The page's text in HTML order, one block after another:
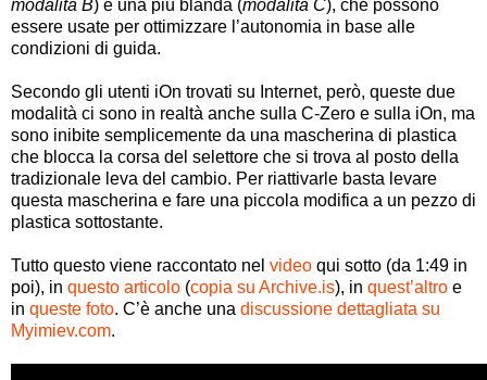
modalità B) e una più blanda (modalità C), che possono
essere usate per ottimizzare l’autonomia in base alle
condizioni di guida.
Secondo gli utenti iOn trovati su Internet, però, queste due
modalità ci sono in realtà anche sulla C-Zero e sulla iOn, ma
sono inibite semplicemente da una mascherina di plastica
che blocca la corsa del selettore che si trova al posto della
tradizionale leva del cambio. Per riattivarle basta levare
questa mascherina e fare una piccola modifica a un pezzo di
plastica sottostante.
Tutto questo viene raccontato nel video qui sotto (da 1:49 in
poi), in questo articolo (copia su Archive.is), in quest’altro e
in queste foto. C’è anche una discussione dettagliata su
Myimiev.com.